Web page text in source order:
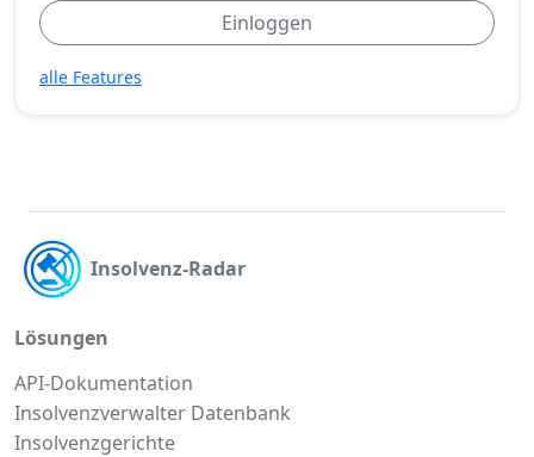
Einloggen
alle Features
Insolvenz-Radar
Lösungen
API-Dokumentation
Insolvenzverwalter Datenbank
Insolvenzgerichte